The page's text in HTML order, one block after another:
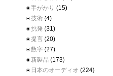
手がかり (15)
技術 (4)
挑発 (31)
提言 (20)
数字 (27)
新製品 (173)
日本のオーディオ (224)